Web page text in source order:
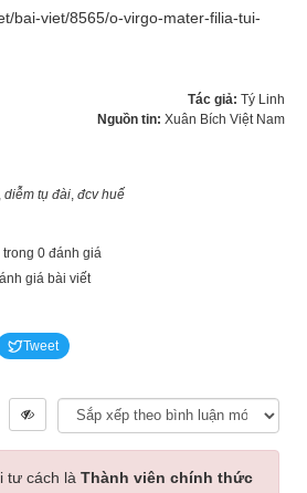
bai-viet/8565/o-virgo-mater-filia-tui-
Tác giả: Tý Linh
Nguồn tin: Xuân Bích Việt Nam
, diễm tụ đài, đcv huế
0 đánh giá
giá bài viết
Tweet
tư cách là Thành viên chính thức